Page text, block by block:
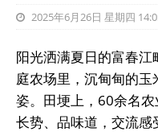
2025年6月26日 星期四
阳光洒满夏日的富春
庭农场里，沉甸甸的
姿。田埂上，60余名
长势、品味道，交流